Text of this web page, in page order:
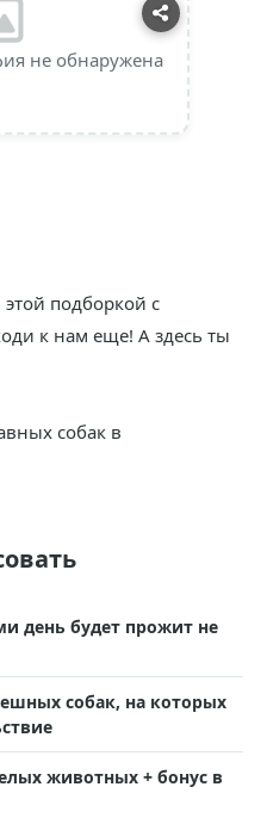
не обнаружена
подборкой с
к нам еще! А здесь ты
собак в
день будет прожит не
собак, на которых
животных + бонус в